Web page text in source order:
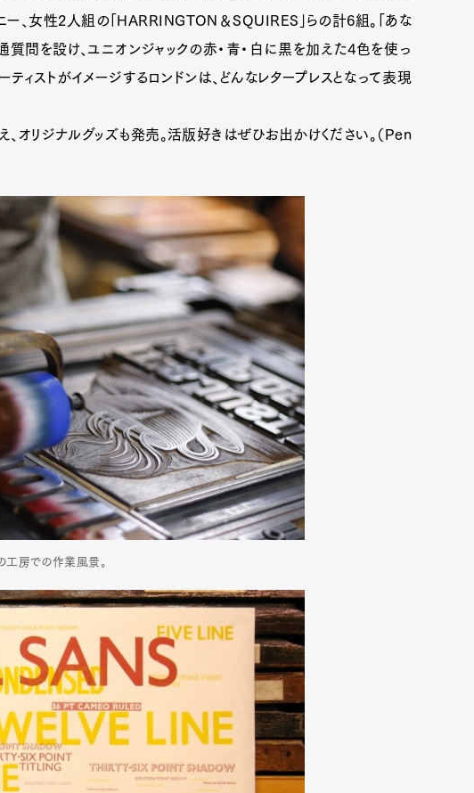
Art&Design Watch
ー、女性2人組の「HARRINGTON＆SQUIRES」らの計6組。「あな
質問を設け、ユニオンジャックの赤・青・白に黒を加えた4色を使っ
ィストがイメージするロンドンは、どんなレタープレスとなって表現
オリジナルグッズも発売。活版好きはぜひお出かけください。（Pen
工房での作業風景。